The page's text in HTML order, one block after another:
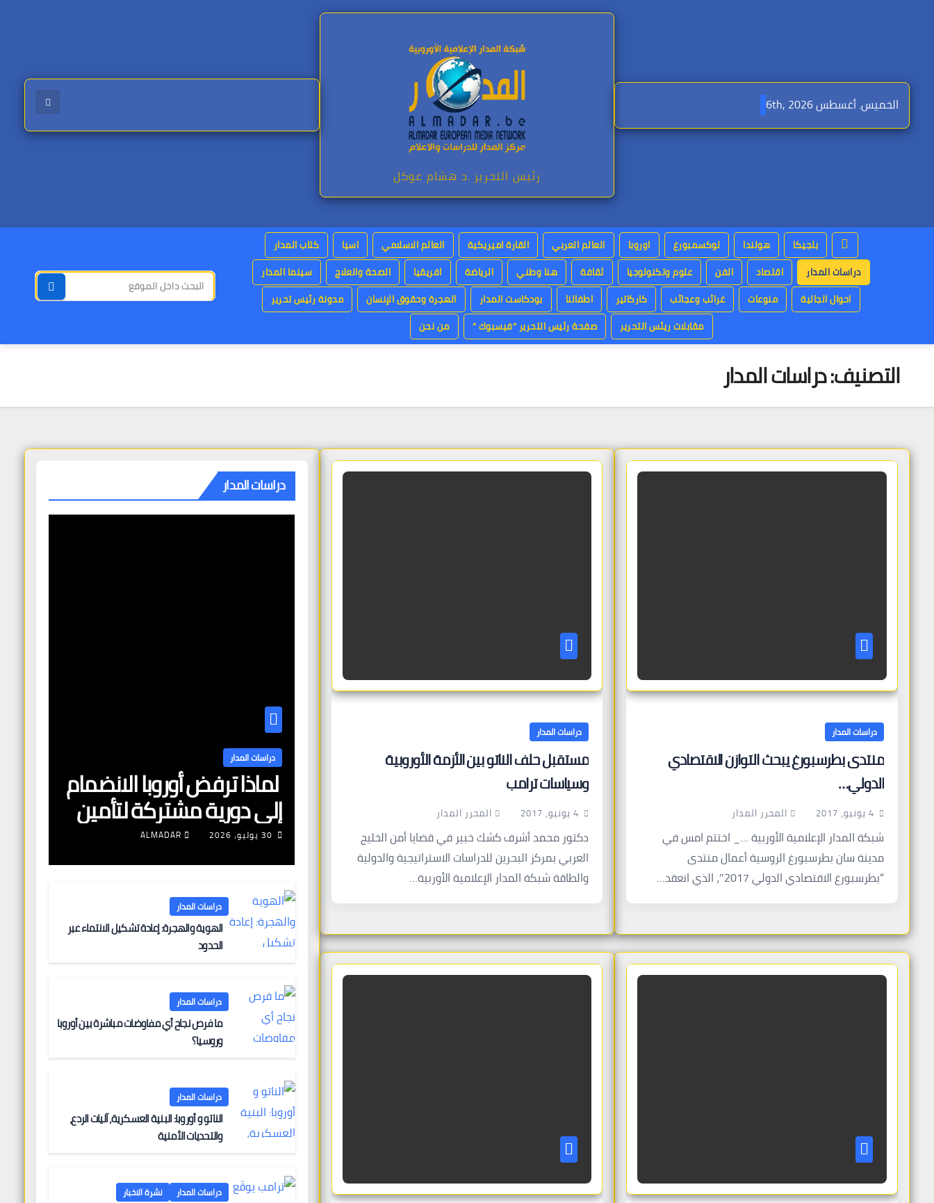
الخميس. أغسطس 6th, 2026
رئيس التحرير .د هشام عوكل
بلجيكا هولندا لوكسمبورغ اوروبا العالم العربي القارة اميريكية العالم الاسلامي اسيا
كتاب المدار
دراسات المدار
اقتصاد الفن علوم وتكنولوجيا ثقافة هنا وطني الرياضة افريقيا الصحة والعلاج
سينما المدار
احوال الجالية
منوعات غرائب وعجائب كاركاتير اطفالنا بودكاست المدار الهجرة وحقوق الإنسان
مدونة رئيس تحرير
مقابلات ريئس التحرير
صفحة رئيس التحرير “فيسبوك “ من نحن
التصنيف:دراسات المدار
دراسات المدار
منتدى بطرسبورغ يبحث التوازن الاقتصادي
الدولي…
4 يونيو، 2017 المحرر المدار
شبكة المدار الإعلامية الأوربية …_ اختتم امس في
مدينة سان بطرسبورغ الروسية أعمال منتدى
“بطرسبورغ الاقتصادي الدولي 2017″، الذي انعقد…
دراسات المدار
مستقبل حلف الناتو بين الأزمة الأوروبية
وسياسات ترامب
4 يونيو، 2017 المحرر المدار
دكتور محمد أشرف كشك خبير في قضايا أمن الخليج
العربي بمركز البحرين للدراسات الاستراتيجية والدولية
والطاقة شبكة المدار الإعلامية الأوربية…
دراسات المدار
دراسات المدار
لماذا ترفض أوروبا الانضمام
إلى دورية مشتركة لتأمين
الملاحة البحرية؟
30 يوليو، 2026 ALMADAR
دراسات المدار
الهوية والهجرة: إعادة تشكيل الانتماء عبر
الحدود
دراسات المدار
ما فرص نجاح أي مفاوضات مباشرة بين أوروبا
وروسيا؟
دراسات المدار
الناتو و أوروبا: البنية العسكرية، آليات الردع،
والتحديات الأمنية
دراسات المدار نشرة الاخبار